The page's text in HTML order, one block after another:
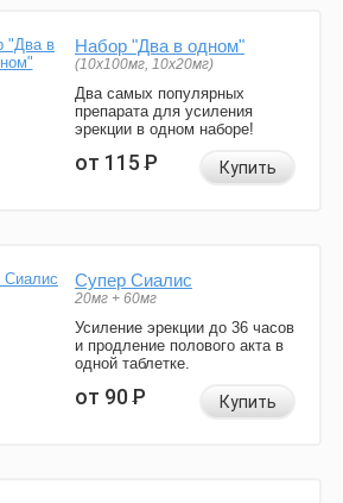
Набор "Два в одном"
(10x100мг, 10x20мг)
Два самых популярных
препарата для усиления
эрекции в одном наборе!
от 115Р Купить
Супер Сиалис
20мг + 60мг
Усиление эрекции до 36 часов
и продление полового акта в
одной таблетке.
от 90Р Купить